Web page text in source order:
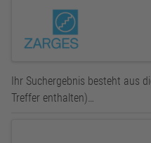
Ihr Suchergebnis besteht aus
Treffer enthalten)…